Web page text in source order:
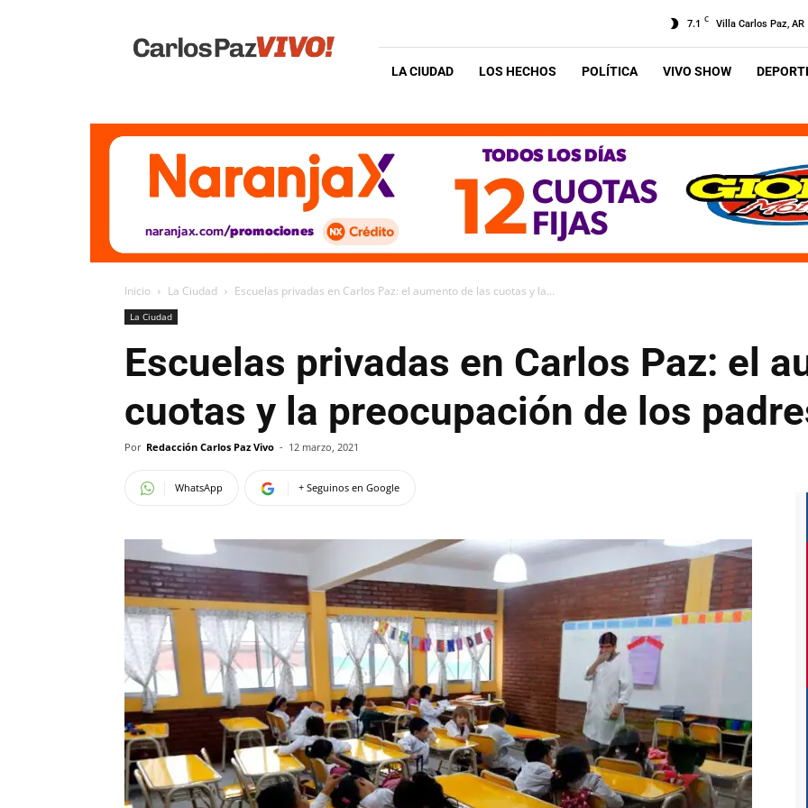
Vivo
7.1 C Villa Carlos Paz, AR
LA CIUDAD LOS HECHOS POLÍTICA VIVO SHOW
Inicio La Ciudad Escuelas privadas en Carlos Paz: el aumento de las cuotas y la...
La Ciudad
Escuelas privadas en Carlos Paz: el
cuotas y la preocupación de los
Por Redacción Carlos Paz Vivo - 12 marzo, 2021
WhatsApp + Seguinos en Google